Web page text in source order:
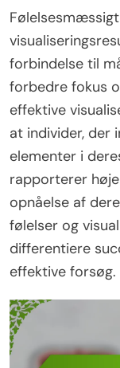
forbindelse til
forbedre fokus
effektive
at individer, der
elementer i
rapporterer
opnåelse af
følelser og
differentiere
effektive forsøg.